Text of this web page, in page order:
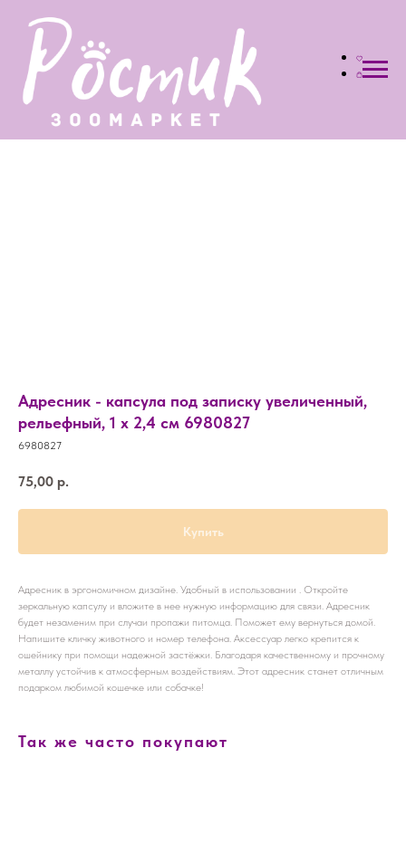
Адресник - капсула под записку увеличенный,
рельефный, 1 х 2,4 см 6980827
6980827
75,00 р.
Купить
Адресник в эргономичном дизайне. Удобный в использовании . Откройте
зеркальную капсулу и вложите в нее нужную информацию для связи. Адресник
будет незаменим при случаи пропажи питомца. Поможет ему вернуться домой.
Напишите кличку животного и номер телефона. Аксессуар легко крепится к
ошейнику при помощи надежной застёжки. Благодаря качественному и прочному
металлу устойчив к атмосферным воздействиям. Этот адресник станет отличным
подарком любимой кошечке или собачке!
Так же часто покупают